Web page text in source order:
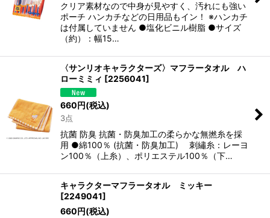
クリア素材なので中身が見やすく、汚れにも強い
ポーチ ハンカチなどの日用品もイン！ ※ハンカチ
は付属していません ●塩化ビニル樹脂 ●サイズ
（約）：幅15…
〈サンリオキャラクターズ〉マフラータオル ハ
ローミミィ [2256041]
660円(税込)
3点
抗菌 防臭 抗菌・防臭加工の柔らかな無撚糸を採
用 ●綿100％ (抗菌・防臭加工) 刺繡糸：レーヨ
ン100％（上糸）、ポリエステル100％（下…
キャラクターマフラータオル ミッキー
[2249041]
660円(税込)